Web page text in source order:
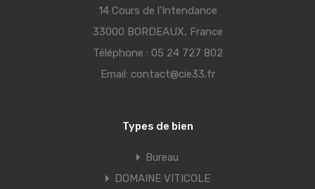
14 Cours de l’Intendance
33000 BORDEAUX, France
Téléphone : 05 24 727 802
Email: contact@cie33.fr
Types de bien
Bureau
DOMAINE VITICOLE